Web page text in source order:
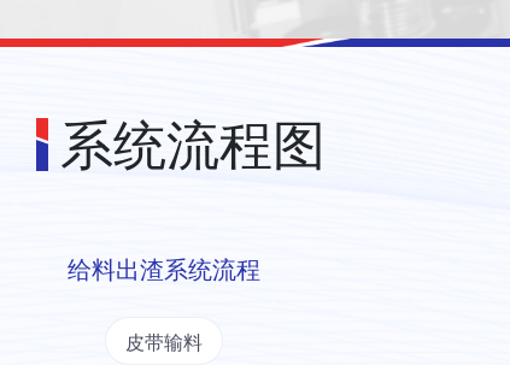
系统流程图
给料出渣系统流程
皮带输料